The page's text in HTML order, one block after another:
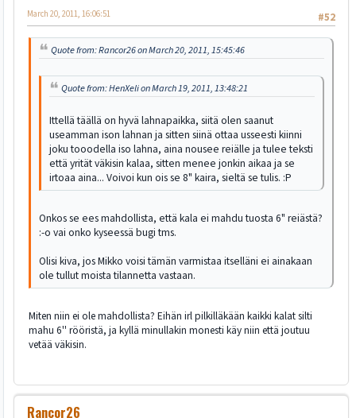
#52
March 20, 2011, 16:06:51
Quote from: Rancor26 on March 20, 2011, 15:45:46
Quote from: HenXeli on March 19, 2011, 13:48:21
Ittellä täällä on hyvä lahnapaikka, siitä olen saanut
useamman ison lahnan ja sitten siinä ottaa usseesti kiinni
joku tooodella iso lahna, aina nousee reiälle ja tulee teksti
että yrität väkisin kalaa, sitten menee jonkin aikaa ja se
irtoaa aina... Voivoi kun ois se 8" kaira, sieltä se tulis. :P
Onkos se ees mahdollista, että kala ei mahdu tuosta 6" reiästä?
:-o vai onko kyseessä bugi tms.
Olisi kiva, jos Mikko voisi tämän varmistaa itselläni ei ainakaan
ole tullut moista tilannetta vastaan.
Miten niin ei ole mahdollista? Eihän irl pilkilläkään kaikki kalat silti
mahu 6'' rööristä, ja kyllä minullakin monesti käy niin että joutuu
vetää väkisin.
Rancor26